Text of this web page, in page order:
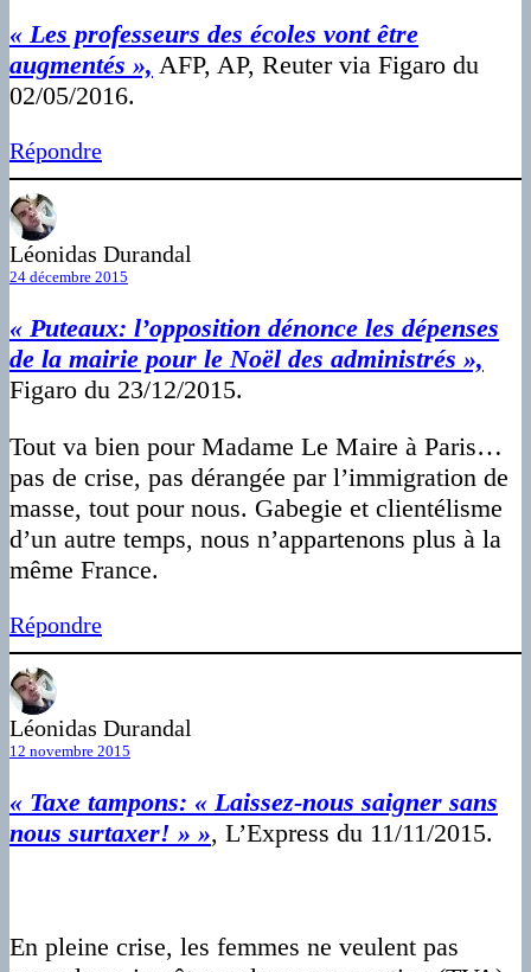
« Les professeurs des écoles vont être
augmentés », AFP, AP, Reuter via Figaro du
02/05/2016.
Répondre
Léonidas Durandal
24 décembre 2015
« Puteaux: l’opposition dénonce les dépenses
de la mairie pour le Noël des administrés »,
Figaro du 23/12/2015.
Tout va bien pour Madame Le Maire à Paris…
pas de crise, pas dérangée par l’immigration de
masse, tout pour nous. Gabegie et clientélisme
d’un autre temps, nous n’appartenons plus à la
même France.
Répondre
Léonidas Durandal
12 novembre 2015
« Taxe tampons: « Laissez-nous saigner sans
nous surtaxer! » », L’Express du 11/11/2015.
En pleine crise, les femmes ne veulent pas